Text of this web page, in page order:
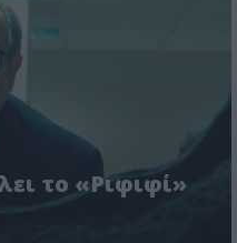
το «Ριφιφί»